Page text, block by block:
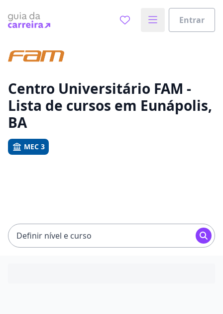
Entrar
Vamos te guiar no caminho ideal para seus estudos
Centro Universitário FAM -
Lista de cursos em Eunápolis,
BA
MEC 3
Definir nível e curso